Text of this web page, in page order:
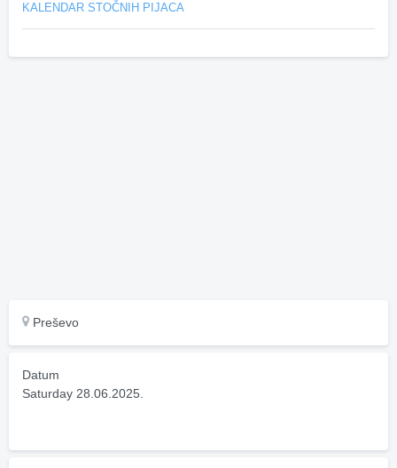
KALENDAR STOČNIH PIJACA
Preševo
Datum
Saturday 28.06.2025.